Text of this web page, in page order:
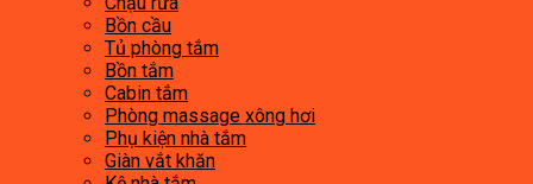
Bồn cầu
Tủ phòng tắm
Bồn tắm
Cabin tắm
Phòng massage xông hơi
Phụ kiện nhà tắm
Giàn vắt khăn